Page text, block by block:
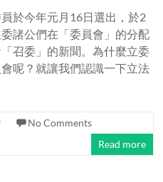
於今年元月16日選出，於2
諸公們在「委員會」的分配
召委」的新聞。為什麼立委
呢？就讓我們認識一下立法
No Comments
Read more